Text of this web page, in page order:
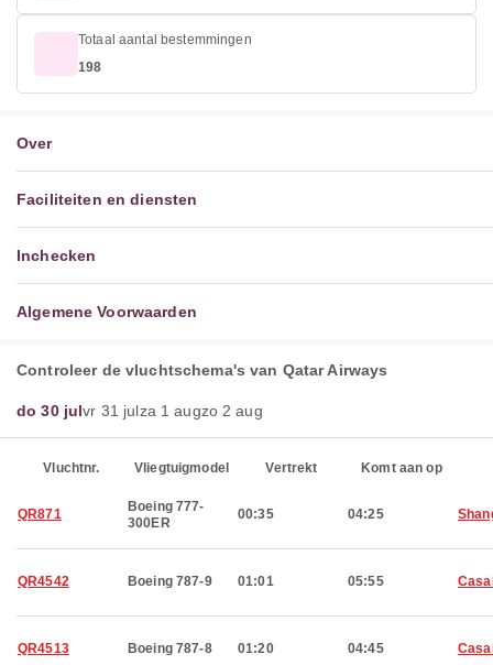
Totaal aantal bestemmingen
198
Over
Faciliteiten en diensten
Inchecken
Algemene Voorwaarden
Controleer de vluchtschema's van Qatar Airways
do 30 julvr 31 julza 1 augzo 2 aug
Vluchtnr. Vliegtuigmodel Vertrekt Komt aan op
QR871
Boeing 777-
300ER
00:35 04:25
QR4542 Boeing 787-9 01:01 05:55
QR4513 Boeing 787-8 01:20 04:45